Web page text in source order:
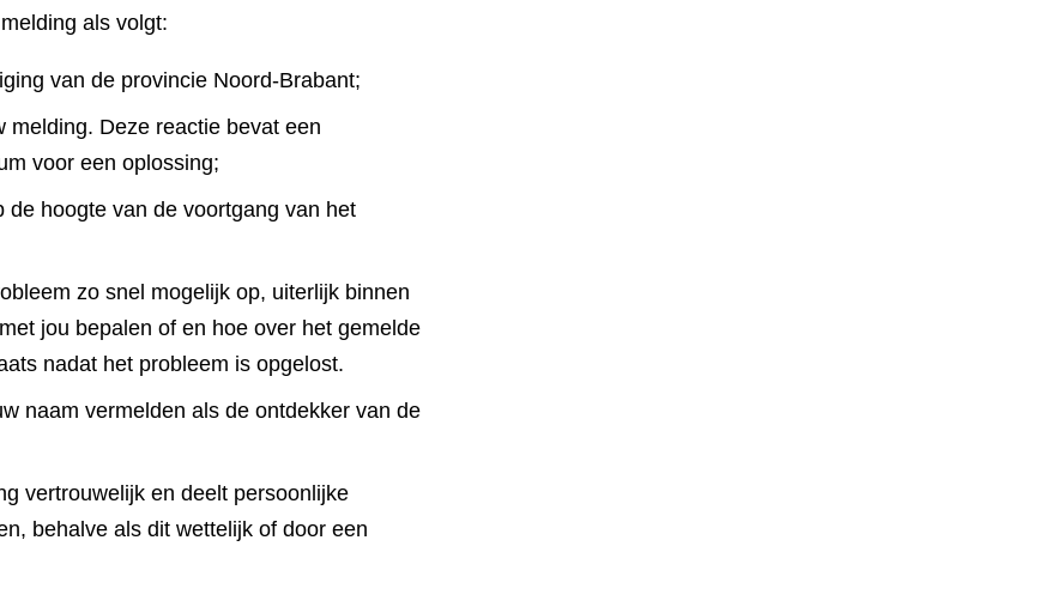
als volgt:
van de provincie Noord-Brabant;
melding. Deze reactie bevat een
voor een oplossing;
hoogte van de voortgang van het
zo snel mogelijk op, uiterlijk binnen
jou bepalen of en hoe over het gemelde
nadat het probleem is opgelost.
naam vermelden als de ontdekker van de
vertrouwelijk en deelt persoonlijke
behalve als dit wettelijk of door een